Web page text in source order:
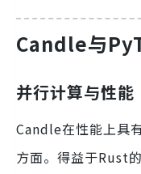
Candle与
并行计算与性能
Candle在性能上具
方面。得益于Rust